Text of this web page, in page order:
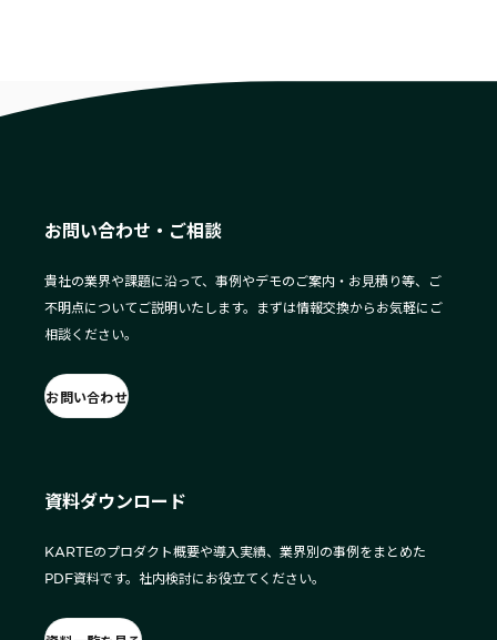
お問い合わせ・ご相談
貴社の業界や課題に沿って、事例やデモのご案内・お見積り等、ご
不明点についてご説明いたします。まずは情報交換からお気軽にご
相談ください。
お問い合わせ
資料ダウンロード
KARTEのプロダクト概要や導入実績、業界別の事例をまとめた
PDF資料です。社内検討にお役立てください。